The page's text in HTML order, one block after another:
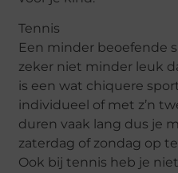
Tennis
Een minder beoefende
zeker niet minder leuk
is een wat chiquere
individueel of met z’n
duren vaak lang dus je
zaterdag of zondag op
Ook bij tennis heb je